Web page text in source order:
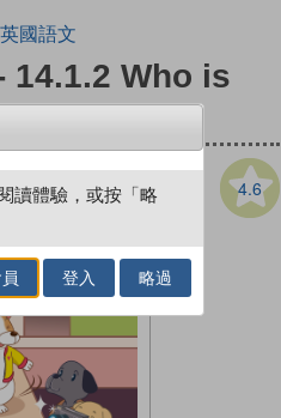
英國語文
14.1.2 Who is
4.6
讀體驗，或按「略
登入 略過